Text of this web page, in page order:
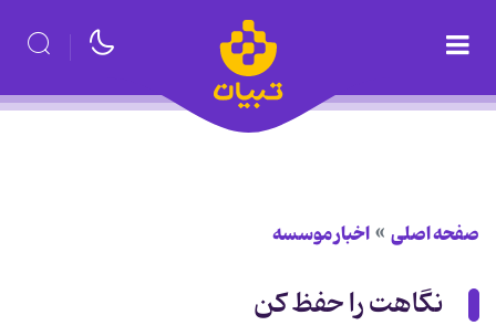
صفحه اصلی اخبار موسسه
نگاهت را حفظ کن